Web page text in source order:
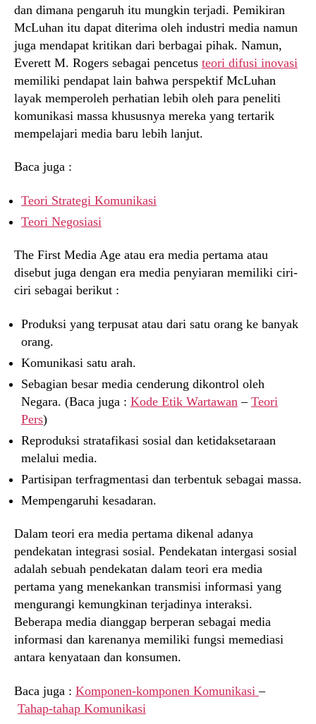
dan dimana pengaruh itu mungkin terjadi. Pemikiran
McLuhan itu dapat diterima oleh industri media namun
juga mendapat kritikan dari berbagai pihak. Namun,
Everett M. Rogers sebagai pencetus teori difusi inovasi
memiliki pendapat lain bahwa perspektif McLuhan
layak memperoleh perhatian lebih oleh para peneliti
komunikasi massa khususnya mereka yang tertarik
mempelajari media baru lebih lanjut.
Baca juga :
Teori Strategi Komunikasi
Teori Negosiasi
The First Media Age atau era media pertama atau
disebut juga dengan era media penyiaran memiliki ciri-
ciri sebagai berikut :
Produksi yang terpusat atau dari satu orang ke banyak
orang.
Komunikasi satu arah.
Sebagian besar media cenderung dikontrol oleh
Negara. (Baca juga : Kode Etik Wartawan – Teori
Pers)
Reproduksi stratafikasi sosial dan ketidaksetaraan
melalui media.
Partisipan terfragmentasi dan terbentuk sebagai massa.
Mempengaruhi kesadaran.
Dalam teori era media pertama dikenal adanya
pendekatan integrasi sosial. Pendekatan intergasi sosial
adalah sebuah pendekatan dalam teori era media
pertama yang menekankan transmisi informasi yang
mengurangi kemungkinan terjadinya interaksi.
Beberapa media dianggap berperan sebagai media
informasi dan karenanya memiliki fungsi memediasi
antara kenyataan dan konsumen.
Baca juga : Komponen-komponen Komunikasi–
Tahap-tahap Komunikasi